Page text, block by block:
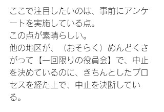
ここで注目したいのは、事前にアンケ
ートを実施している点。
この点が素晴らしい。
他の地区が、（おそらく）めんどくさ
がって【一回限りの役員会】で、中止
を決めているのに、きちんとしたプロ
セスを経た上で、中止を決断してい
る。